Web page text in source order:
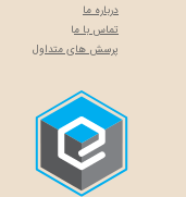
درباره ما
تماس با ما
پرسش های متداول